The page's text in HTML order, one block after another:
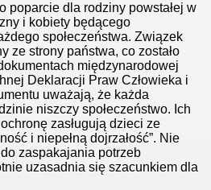
poparcie dla rodziny powstałej w
i kobiety będącego
społeczeństwa. Związek
ze strony państwa, co zostało
międzynarodowej
Deklaracji Praw Człowieka i
uważają, że każda
niszczy społeczeństwo. Ich
zasługują dzieci ze
i niepełną dojrzałość”. Nie
zaspakajania potrzeb
uzasadnia się szacunkiem dla